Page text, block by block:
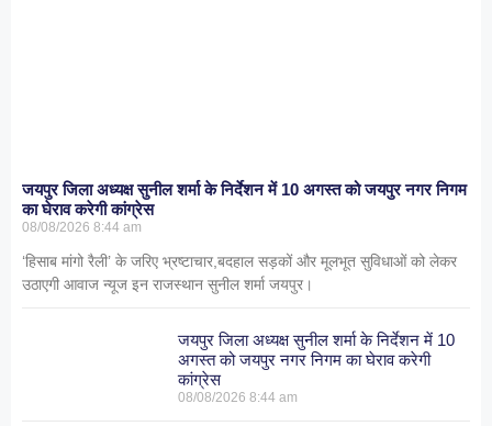
जयपुर जिला अध्यक्ष सुनील शर्मा के निर्देशन में 10 अगस्त को जयपुर नगर निगम
का घेराव करेगी कांग्रेस
08/08/2026 8:44 am
‘हिसाब मांगो रैली’ के जरिए भ्रष्टाचार,बदहाल सड़कों और मूलभूत सुविधाओं को लेकर
उठाएगी आवाज न्यूज इन राजस्थान सुनील शर्मा जयपुर।
जयपुर जिला अध्यक्ष सुनील शर्मा के निर्देशन में 10
अगस्त को जयपुर नगर निगम का घेराव करेगी
कांग्रेस
08/08/20268:44 am